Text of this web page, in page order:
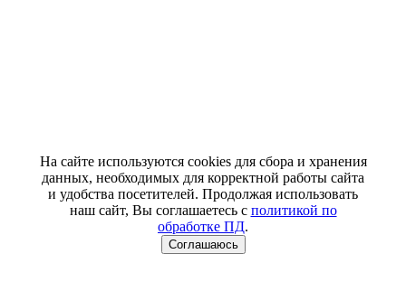
На сайте используются cookies для сбора и хранения
данных, необходимых для корректной работы сайта
и удобства посетителей. Продолжая использовать
наш сайт, Вы соглашаетесь с политикой по
обработке ПД.
Соглашаюсь